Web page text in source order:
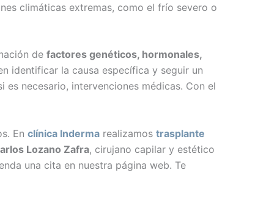
climáticas extremas, como el frío severo o
de factores genéticos, hormonales,
identificar la causa específica y seguir un
necesario, intervenciones médicas. Con el
En clínica Inderma realizamos trasplante
Lozano Zafra, cirujano capilar y estético
una cita en nuestra página web. Te